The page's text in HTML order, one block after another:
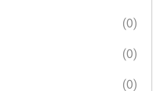
(0)
(0)
(0)